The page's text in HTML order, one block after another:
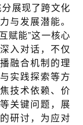
展现了跨文化
与发展潜能。
赋能”这一核心
入对话，不仅
融合机制的理
实践探索等方
技术依赖、价
关键问题，展
研讨，为应对